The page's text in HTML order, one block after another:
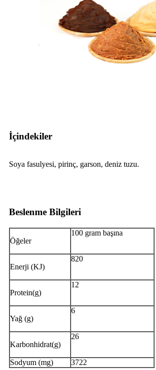
İçindekiler
Soya fasulyesi, pirinç, garson, deniz tuzu.
Beslenme Bilgileri
Öğeler
100 gram başına
Enerji (KJ)
820
Protein(g)
12
Yağ (g)
6
Karbonhidrat(g)
26
Sodyum (mg) 3722